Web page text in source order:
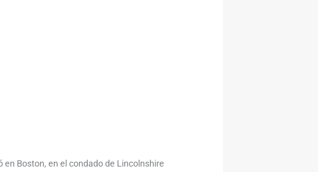
en Boston, en el condado de Lincolnshire